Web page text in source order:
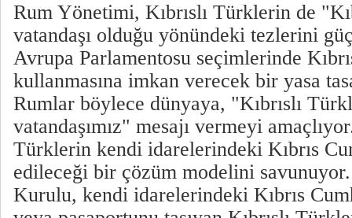
Rum Yönetimi, Kıbrıslı Türklerin de
vatandaşı olduğu yönündeki tezlerini
Avrupa Parlamentosu seçimlerinde
kullanmasına imkan verecek bir yasa
Rumlar böylece dünyaya, "Kıbrıslı
vatandaşımız" mesajı vermeyi
Türklerin kendi idarelerindeki Kıbrıs
edileceği bir çözüm modelini
Kurulu, kendi idarelerindeki Kıbrıs